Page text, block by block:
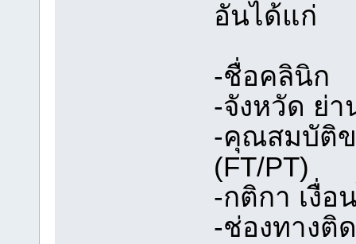
อันได้แก่
-ชื่อคลินิก
-จังหวัด ย่
-คุณสมบัติข
(FT/PT)
-กติกา เงื่อ
-ช่องทางติ